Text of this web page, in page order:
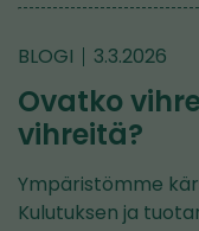
BLOGI 3.3.2026
Ovatko
vihreitä?
Ympäristömme
Kulutuksen ja